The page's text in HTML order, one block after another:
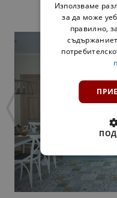
Използваме
за да може
правилно,